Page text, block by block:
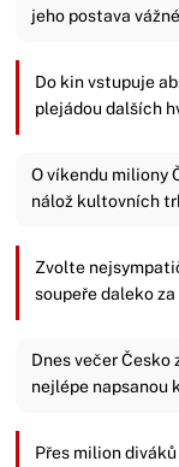
jeho postava
Do kin vstupuje
plejádou dalších
O víkendu miliony
nálož kultovních
Zvolte
soupeře daleko za
Dnes večer Česko
nejlépe napsanou
Přes milion